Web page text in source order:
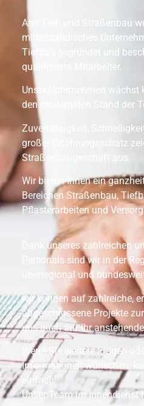
Aret Tief- und Straßenbau
mittelständisches
Tiefbau gegründet und
qualifizierte Mitarbeiter.
Unser Unternehmen
den modernsten Stand der
Zuverlässigkeit,
großer Erfahrungsschatz
Straßenbaugeschäft aus.
Wir bieten Ihnen ein
Bereichen Straßenbau,
Pflasterarbeiten und
Dank unseres zahlreichen
Personals sind wir in der
überregional und
wir können auf zahlreiche,
abgeschlossene Projekte
uns auch auf Ihr
Wenn Sie weitere Fragen
Informationen wünschen,
einfach.
Unser Team im Innendienst